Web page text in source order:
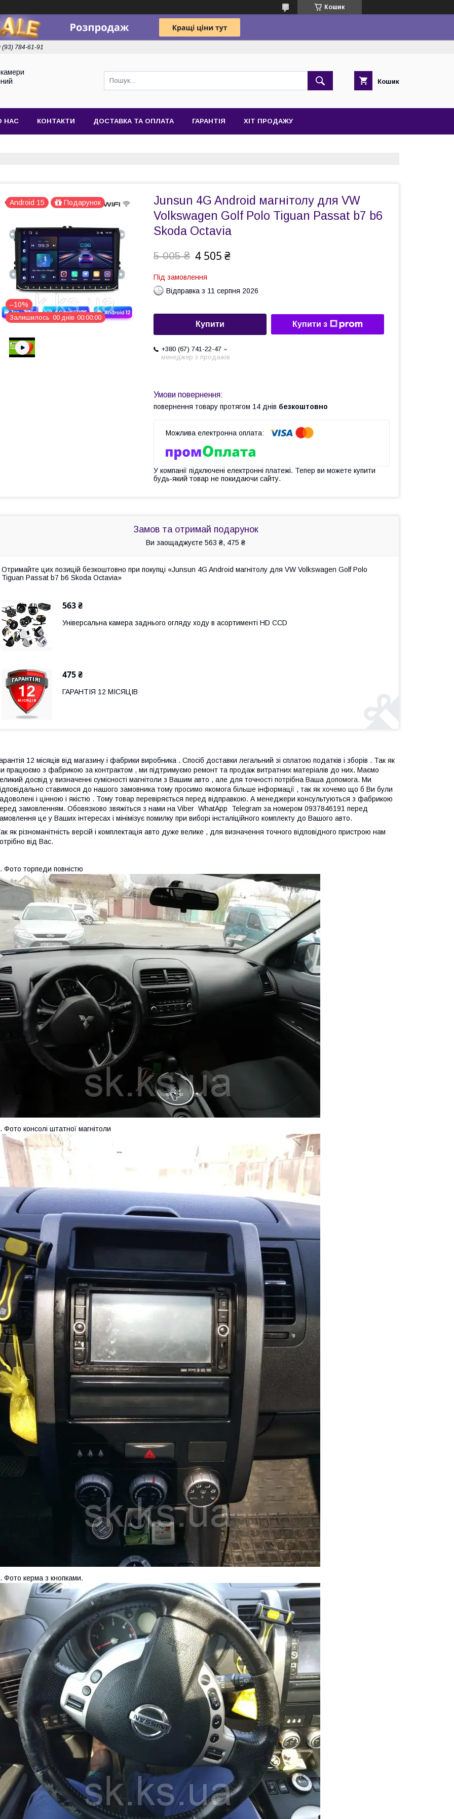
Кошик
(93) 784-61-91
Кошик
НАС КОНТАКТИ ДОСТАВКА ТА ОПЛАТА ГАРАНТІЯ ХІТ ПРОДАЖУ
Android 15 Подарунок
–10%
Залишилось 00 днів 00 00 00
Junsun 4G Android магнітолу для VW
Volkswagen Golf Polo Tiguan Passat b7 b6
Skoda Octavia
5 005 ₴ 4 505 ₴
Під замовлення
Відправка з 11 серпня 2026
Купити Купити з
+380 (67) 741-22-47
менеджер з продажів
повернення товару протягом 14 днів безкоштовно
У компанії підключені електронні платежі. Тепер ви можете купити
будь-який товар не покидаючи сайту.
Замов та отримай подарунок
Ви заощаджуєте 563 ₴, 475 ₴
Отримайте цих позицій безкоштовно при покупці «Junsun 4G Android магнітолу для VW Volkswagen Golf Polo
Tiguan Passat b7 b6 Skoda Octavia»
563 ₴
Універсальна камера заднього огляду ходу в асортименті HD ССD
475 ₴
ГАРАНТІЯ 12 МІСЯЦІВ
12 місяців від магазину і фабрики виробника . Спосіб доставки легальний зі сплатою податків і зборів . Так як
працюємо з фабрикою за контрактом , ми підтримуємо ремонт та продаж витратних матеріалів до них. Маємо
досвід у визначенні сумісності магнітоли з Вашим авто , але для точності потрібна Ваша допомога. Ми
ставимося до нашого замовника тому просимо якомога більше інформації , так як хочемо що б Ви були
і цінною і якістю . Тому товар перевіряється перед відправкою. А менеджери консультуються з фабрикою
замовленням. Обовязково звяжіться з нами на Viber WhatApp Telegram за номером 0937846191 перед
це у Ваших інтересах і мінімізує помилку при виборі інсталіційного комплекту до Вашого авто.
як різноманітність версій і комплектація авто дуже велике , для визначення точного відповідного пристрою нам
від Вас.
Фото торпеди повністю
Фото консолі штатної магнітоли
Фото керма з кнопками.